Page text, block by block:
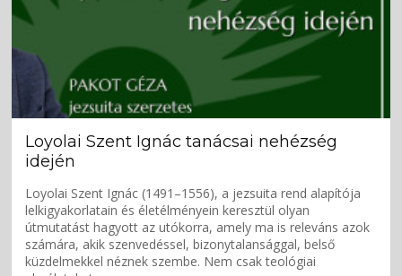
Loyolai Szent Ignác tanácsai nehézség
idején
Loyolai Szent Ignác (1491–1556), a jezsuita rend alapítója
lelkigyakorlatain és életélményein keresztül olyan
útmutatást hagyott az utókorra, amely ma is releváns azok
számára, akik szenvedéssel, bizonytalansággal, belső
küzdelmekkel néznek szembe. Nem csak teológiai